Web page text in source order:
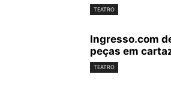
TEATRO
Ingresso.com
peças em
TEATRO